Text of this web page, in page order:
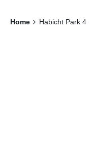
Home Habicht Park 4